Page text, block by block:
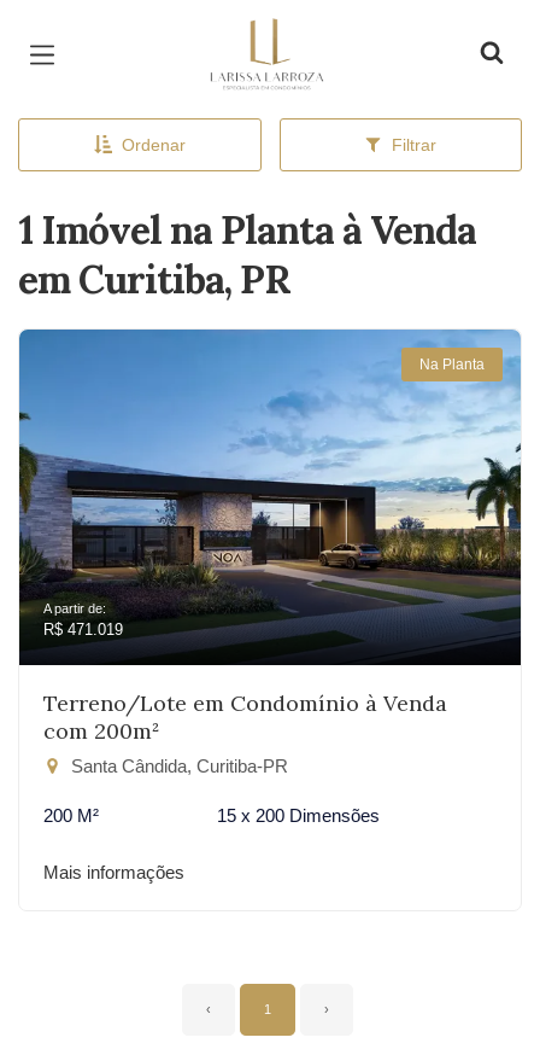
Ordenar Filtrar
1 Imóvel na Planta à Venda
em Curitiba, PR
Na Planta
A partir de:
R$ 471.019
Terreno/Lote em Condomínio à Venda
com 200m²
Santa Cândida, Curitiba-PR
200 M² 15 x 200 Dimensões
Mais informações
‹ 1 ›